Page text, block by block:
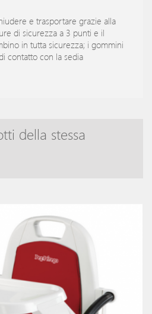
e trasportare grazie alla
di sicurezza a 3 punti e il
in tutta sicurezza; i gommini
contatto con la sedia
della stessa